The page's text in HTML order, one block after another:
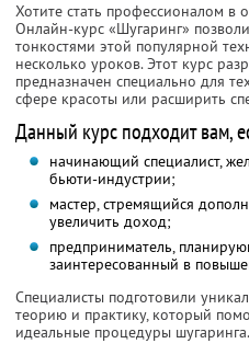
Хотите стать профессионалом в
Онлайн-курс «Шугаринг»
тонкостями этой популярной
несколько уроков. Этот курс
предназначен специально для
сфере красоты или расширить
Данный курс подходит вам,
начинающий специалист,
бьюти-индустрии;
мастер, стремящийся
увеличить доход;
предприниматель,
заинтересованный в
Специалисты подготовили
теорию и практику, который
идеальные процедуры шугаринга.